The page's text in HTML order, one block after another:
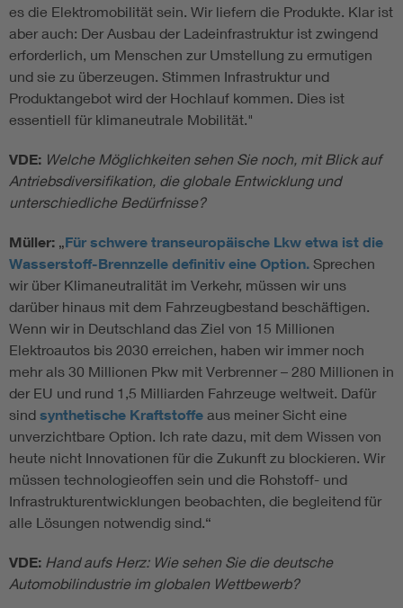
es die Elektromobilität sein. Wir liefern die Produkte. Klar ist
aber auch: Der Ausbau der Ladeinfrastruktur ist zwingend
erforderlich, um Menschen zur Umstellung zu ermutigen
und sie zu überzeugen. Stimmen Infrastruktur und
Produktangebot wird der Hochlauf kommen. Dies ist
essentiell für klimaneutrale Mobilität."
VDE: Welche Möglichkeiten sehen Sie noch, mit Blick auf
Antriebsdiversifikation, die globale Entwicklung und
unterschiedliche Bedürfnisse?
Müller: Für schwere transeuropäische Lkw etwa ist die
Wasserstoff-Brennzelle definitiv eine Option. Sprechen
wir über Klimaneutralität im Verkehr, müssen wir uns
darüber hinaus mit dem Fahrzeugbestand beschäftigen.
Wenn wir in Deutschland das Ziel von 15 Millionen
Elektroautos bis 2030 erreichen, haben wir immer noch
mehr als 30 Millionen Pkw mit Verbrenner – 280 Millionen in
der EU und rund 1,5 Milliarden Fahrzeuge weltweit. Dafür
sind synthetische Kraftstoffe aus meiner Sicht eine
unverzichtbare Option. Ich rate dazu, mit dem Wissen von
heute nicht Innovationen für die Zukunft zu blockieren. Wir
müssen technologieoffen sein und die Rohstoff- und
Infrastrukturentwicklungen beobachten, die begleitend für
alle Lösungen notwendig sind.“
VDE: Hand aufs Herz: Wie sehen Sie die deutsche
Automobilindustrie im globalen Wettbewerb?